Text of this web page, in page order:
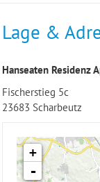
Lage &
Hanseaten Residenz
Fischerstieg 5c
23683 Scharbeutz
+
-